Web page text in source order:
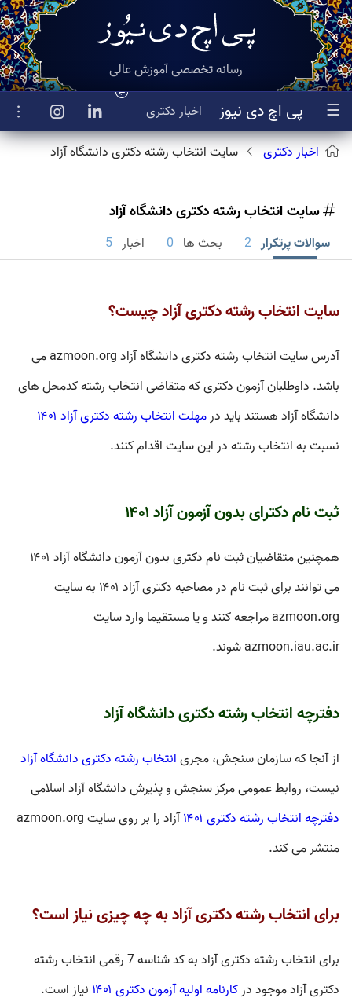
☰ پی اچ دی نیوز اخبار دکتری
رسانه تخصصی آموزش عالی
اخبار دکتری سایت انتخاب رشته دکتری دانشگاه آزاد
سایت انتخاب رشته دکتری دانشگاه آزاد
سوالات پرتکرار 2 بحث ها 0 اخبار 5
سایت انتخاب رشته دکتری آزاد چیست؟
آدرس سایت انتخاب رشته دکتری دانشگاه آزاد azmoon.org می
باشد. داوطلبان آزمون دکتری که متقاضی انتخاب رشته کدمحل های
دانشگاه آزاد هستند باید درمهلت انتخاب رشته دکتری آزاد ۱۴۰۱
نسبت به انتخاب رشته در این سایت اقدام کنند.
ثبت نام دکترای بدون آزمون آزاد ۱۴۰۱
همچنین متقاضیانثبت نام دکتری بدون آزمون دانشگاه آزاد ۱۴۰۱
می توانند برای ثبت نام در مصاحبه دکتری آزاد ۱۴۰۱ به سایت
azmoon.org مراجعه کنند و یا مستقیما وارد سایت
azmoon.iau.ac.ir شوند.
دفترچه انتخاب رشته دکتری دانشگاه آزاد
از آنجا که سازمان سنجش، مجریانتخاب رشته دکتری دانشگاه آزاد
نیست، روابط عمومی مرکز سنجش و پذیرش دانشگاه آزاد اسلامی
دفترچه انتخاب رشته دکتری ۱۴۰۱
آزاد را بر روی سایت azmoon.org
منتشر می کند.
برای انتخاب رشته دکتری آزاد به چه چیزی نیاز است؟
برای انتخاب رشته دکتری آزاد به کد شناسه 7 رقمی انتخاب رشته
دکتری آزاد موجود درکارنامه اولیه آزمون دکتری ۱۴۰۱ نیاز است.